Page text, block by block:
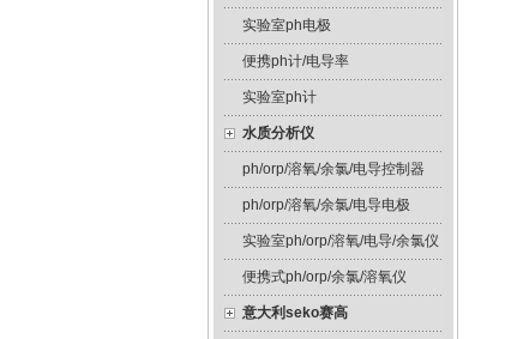
实验室ph电极
便携ph计/电导率
实验室ph计
水质分析仪
ph/orp/溶氧/余氯/电导控制器
ph/orp/溶氧/余氯/电导电极
实验室ph/orp/溶氧/电导/余氯仪
便携式ph/orp/余氯/溶氧仪
意大利seko赛高